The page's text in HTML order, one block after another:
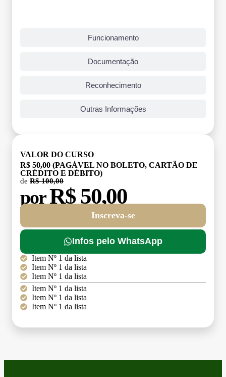
Funcionamento
Documentação
Reconhecimento
Outras Informações
VALOR DO CURSO
R$ 50,00 (PAGÁVEL NO BOLETO, CARTÃO DE
CRÉDITO E DÉBITO)
de R$ 100,00
porR$ 50,00
Inscreva-se
Infos pelo WhatsApp
Item Nº 1 da lista
Item Nº 1 da lista
Item Nº 1 da lista
Item Nº 1 da lista
Item Nº 1 da lista
Item Nº 1 da lista